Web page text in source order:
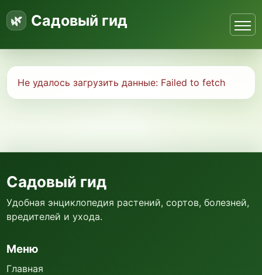
Садовый гид
Не удалось загрузить данные: Failed to fetch
Садовый гид
Удобная энциклопедия растений, сортов, болезней,
вредителей и ухода.
Меню
Главная